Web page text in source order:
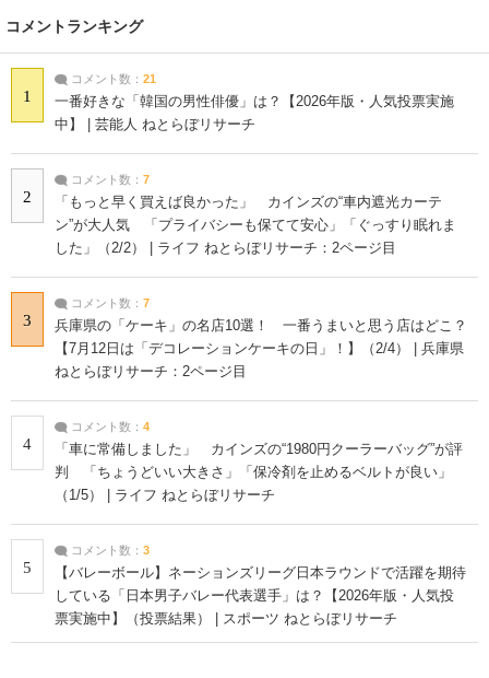
コメントランキング
1
コメント数： 21
一番好きな「韓国の男性俳優」は？【2026年版・人気投票実施
中】 | 芸能人 ねとらぼリサーチ
2
コメント数： 7
「もっと早く買えば良かった」 カインズの“車内遮光カーテ
ン”が大人気 「プライバシーも保てて安心」「ぐっすり眠れま
した」（2/2） | ライフ ねとらぼリサーチ：2ページ目
3
コメント数： 7
兵庫県の「ケーキ」の名店10選！ 一番うまいと思う店はどこ？
【7月12日は「デコレーションケーキの日」！】（2/4） | 兵庫県
ねとらぼリサーチ：2ページ目
4
コメント数： 4
「車に常備しました」 カインズの“1980円クーラーバッグ”が評
判 「ちょうどいい大きさ」「保冷剤を止めるベルトが良い」
（1/5） | ライフ ねとらぼリサーチ
5
コメント数： 3
【バレーボール】ネーションズリーグ日本ラウンドで活躍を期待
している「日本男子バレー代表選手」は？【2026年版・人気投
票実施中】（投票結果） | スポーツ ねとらぼリサーチ